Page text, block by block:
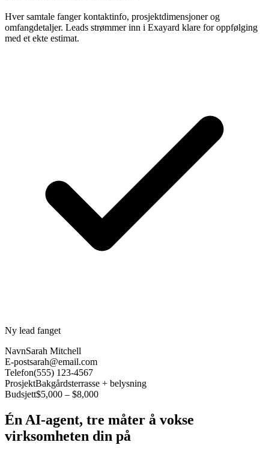
Hver samtale fanger kontaktinfo, prosjektdimensjoner og
omfangdetaljer. Leads strømmer inn i Exayard klare for oppfølging
med et ekte estimat.
Ny lead fanget
NavnSarah Mitchell
E-postsarah@email.com
Telefon(555) 123-4567
ProsjektBakgårdsterrasse + belysning
Budsjett$5,000 – $8,000
Én AI-agent, tre måter å vokse
virksomheten din på